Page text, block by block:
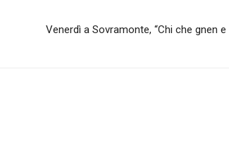
Venerdì a Sovramonte, “Chi che gnen e